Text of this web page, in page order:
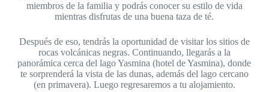
miembros de la familia y podrás conocer su estilo de vida
mientras disfrutas de una buena taza de té.
Después de eso, tendrás la oportunidad de visitar los sitios de
rocas volcánicas negras. Continuando, llegarás a la
panorámica cerca del lago Yasmina (hotel de Yasmina), donde
te sorprenderá la vista de las dunas, además del lago cercano
(en primavera). Luego regresaremos a tu alojamiento.